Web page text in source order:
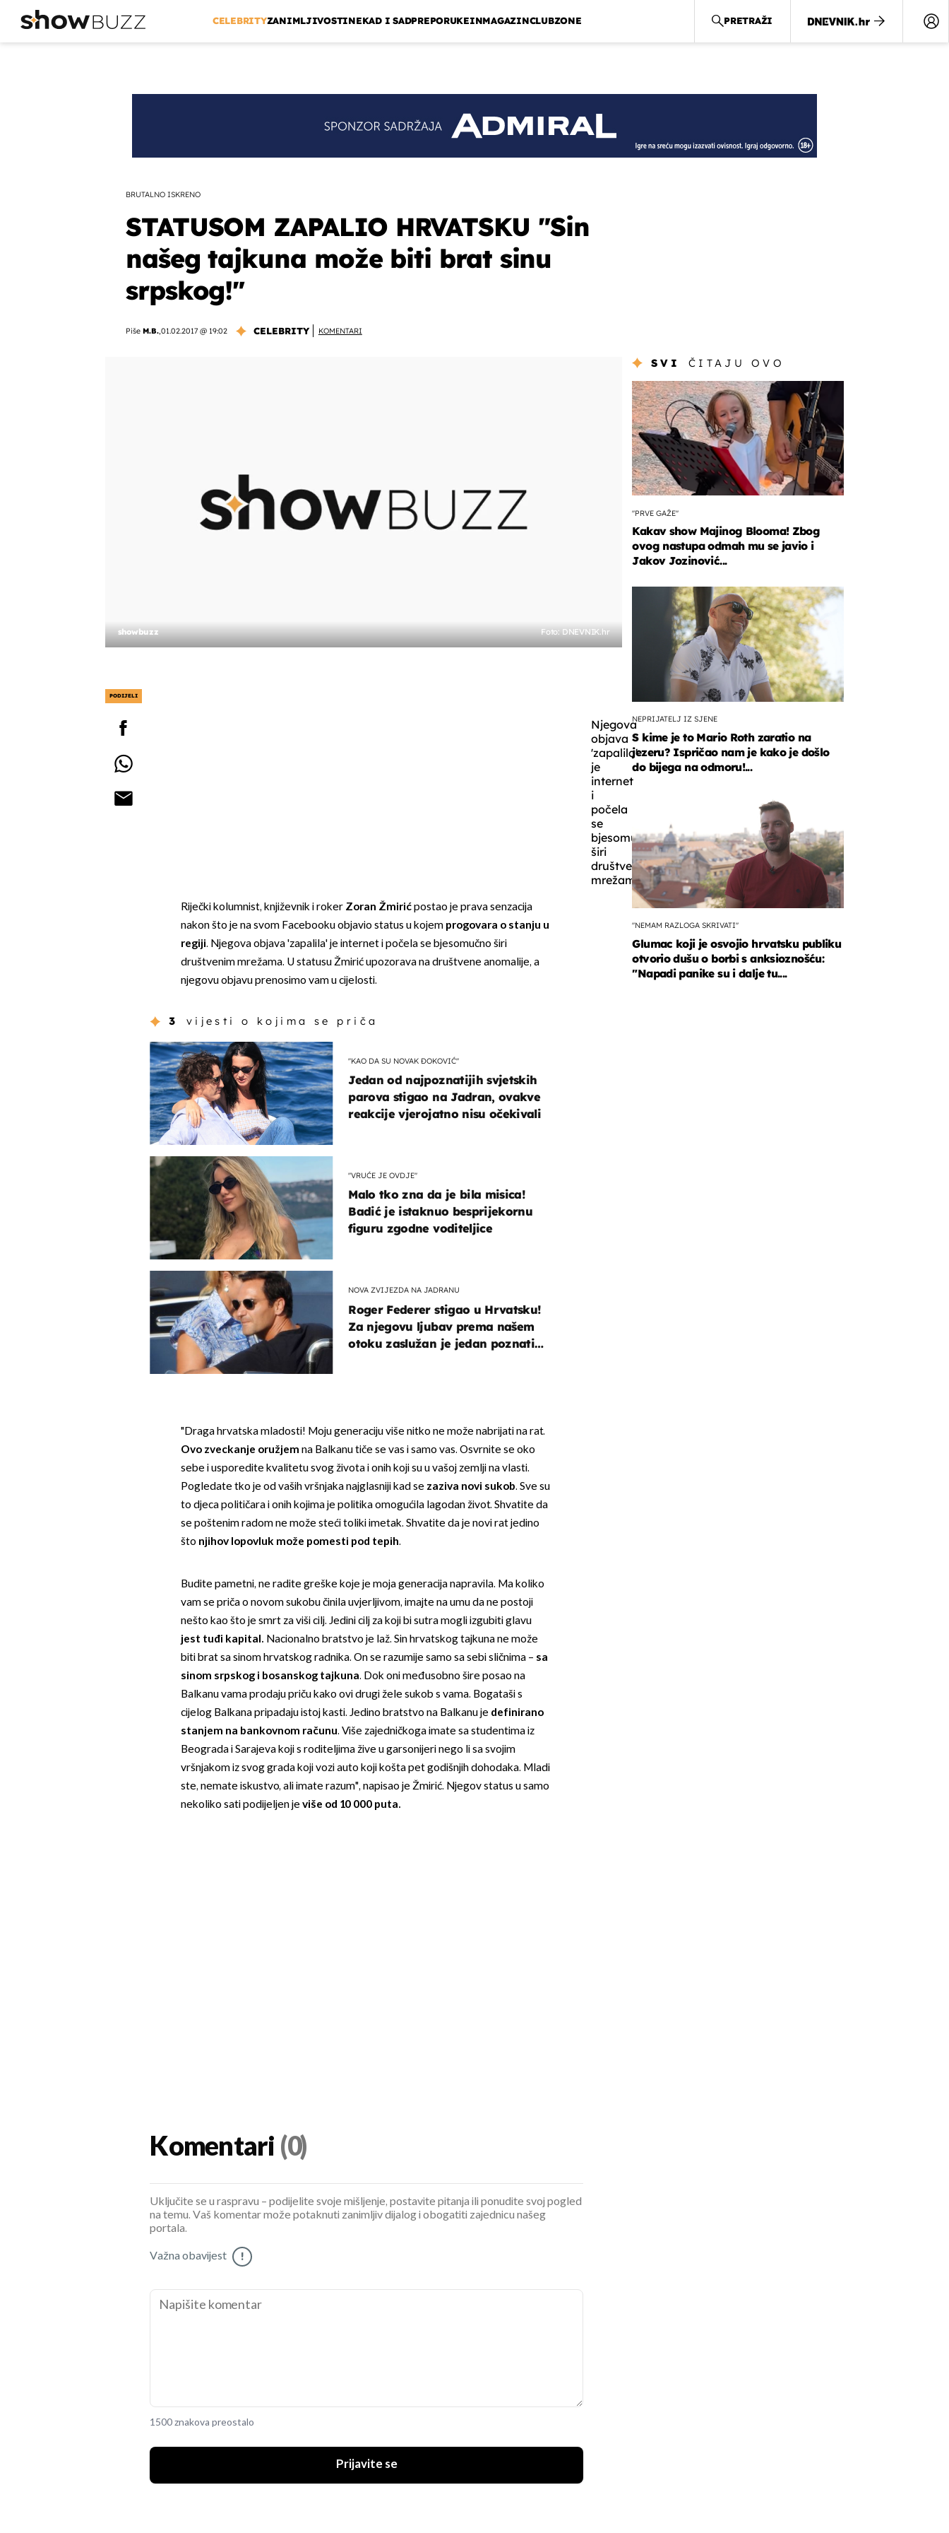
CELEBRITYZANIMLJIVOSTINEKAD I SADPREPORUKEINMAGAZINCLUBZONE PRETRAŽI
BRUTALNO ISKRENO
STATUSOM ZAPALIO HRVATSKU "Sin
našeg tajkuna može biti brat sinu
srpskog!"
Piše M.B.,01.02.2017 @ 19:02 CELEBRITY KOMENTARI
showbuzz Foto: DNEVNIK.hr
PODIJELI
Njegova
objava
'zapalila'
je
internet
i
počela
se
bjesomučno
širi
društvenim
mrežama
Riječki kolumnist, književnik i roker Zoran Žmirićpostao je prava senzacija
nakon što je na svom Facebooku objavio status u kojem progovara o stanju u
regiji. Njegova objava 'zapalila' je internet i počela se bjesomučno širi
društvenim mrežama. U statusu Žmirić upozorava na društvene anomalije, a
njegovu objavu prenosimo vam u cijelosti.
3 vijesti o kojima se priča
"KAO DA SU NOVAK ĐOKOVIĆ"
Jedan od najpoznatijih svjetskih
parova stigao na Jadran, ovakve
reakcije vjerojatno nisu očekivali
"VRUĆE JE OVDJE"
Malo tko zna da je bila misica!
Badić je istaknuo besprijekornu
figuru zgodne voditeljice
NOVA ZVIJEZDA NA JADRANU
Roger Federer stigao u Hrvatsku!
Za njegovu ljubav prema našem
otoku zaslužan je jedan poznati
"Draga hrvatska mladosti! Moju generaciju više nitko ne može nabrijati na rat.
Ovo zveckanje oružjem na Balkanu tiče se vas i samo vas. Osvrnite se oko
sebe i usporedite kvalitetu svog života i onih koji su u vašoj zemlji na vlasti.
Pogledate tko je od vaših vršnjaka najglasniji kad se zaziva novi sukob. Sve su
to djeca političara i onih kojima je politika omogućila lagodan život. Shvatite da
se poštenim radom ne može steći toliki imetak. Shvatite da je novi rat jedino
što njihov lopovluk može pomesti pod tepih.
Budite pametni, ne radite greške koje je moja generacija napravila. Ma koliko
vam se priča o novom sukobu činila uvjerljivom, imajte na umu da ne postoji
nešto kao što je smrt za viši cilj. Jedini cilj za koji bi sutra mogli izgubiti glavu
jest tuđi kapital. Nacionalno bratstvo je laž. Sin hrvatskog tajkuna ne može
biti brat sa sinom hrvatskog radnika. On se razumije samo sa sebi sličnima – sa
sinom srpskog i bosanskog tajkuna. Dok oni međusobno šire posao na
Balkanu vama prodaju priču kako ovi drugi žele sukob s vama. Bogataši s
cijelog Balkana pripadaju istoj kasti. Jedino bratstvo na Balkanu je definirano
stanjem na bankovnom računu. Više zajedničkoga imate sa studentima iz
Beograda i Sarajeva koji s roditeljima žive u garsonijeri nego li sa svojim
vršnjakom iz svog grada koji vozi auto koji košta pet godišnjih dohodaka. Mladi
ste, nemate iskustvo, ali imate razum", napisao je Žmirić. Njegov status u samo
nekoliko sati podijeljen je više od 10 000 puta.
SVI ČITAJU OVO
"PRVE GAŽE"
Kakav show Majinog Blooma! Zbog
ovog nastupa odmah mu se javio i
Jakov Jozinović...
NEPRIJATELJ IZ SJENE
S kime je to Mario Roth zaratio na
jezeru? Ispričao nam je kako je došlo
do bijega na odmoru!...
"NEMAM RAZLOGA SKRIVATI"
Glumac koji je osvojio hrvatsku publiku
otvorio dušu o borbi s anksioznošću:
"Napadi panike su i dalje tu....
Komentari (0)
Uključite se u raspravu – podijelite svoje mišljenje, postavite pitanja ili ponudite svoj pogled
na temu. Vaš komentar može potaknuti zanimljiv dijalog i obogatiti zajednicu našeg
portala.
Važna obavijest !
1500 znakova preostalo
Prijavite se
OMOGUĆI OBAVIJESTI